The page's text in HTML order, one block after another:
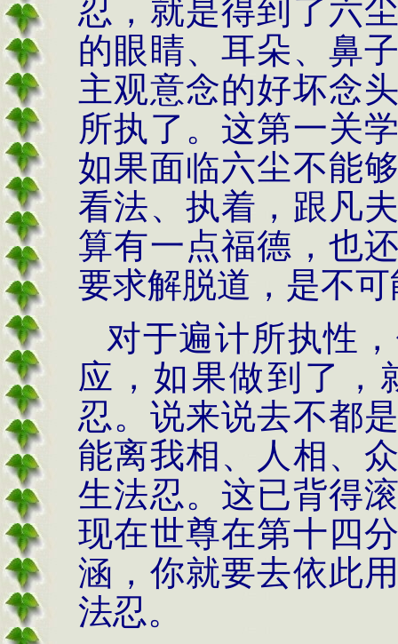
忍，就是得到了六
的眼睛、耳朵、鼻
主观意念的好坏念
所执了。这第一关
如果面临六尘不能
看法、执着，跟凡
算有一点福德，也
要求解脱道，是不
对于遍计所执性
应，如果做到了，
忍。说来说去不都
能离我相、人相、
生法忍。这已背得
现在世尊在第十四
涵，你就要去依此
法忍。